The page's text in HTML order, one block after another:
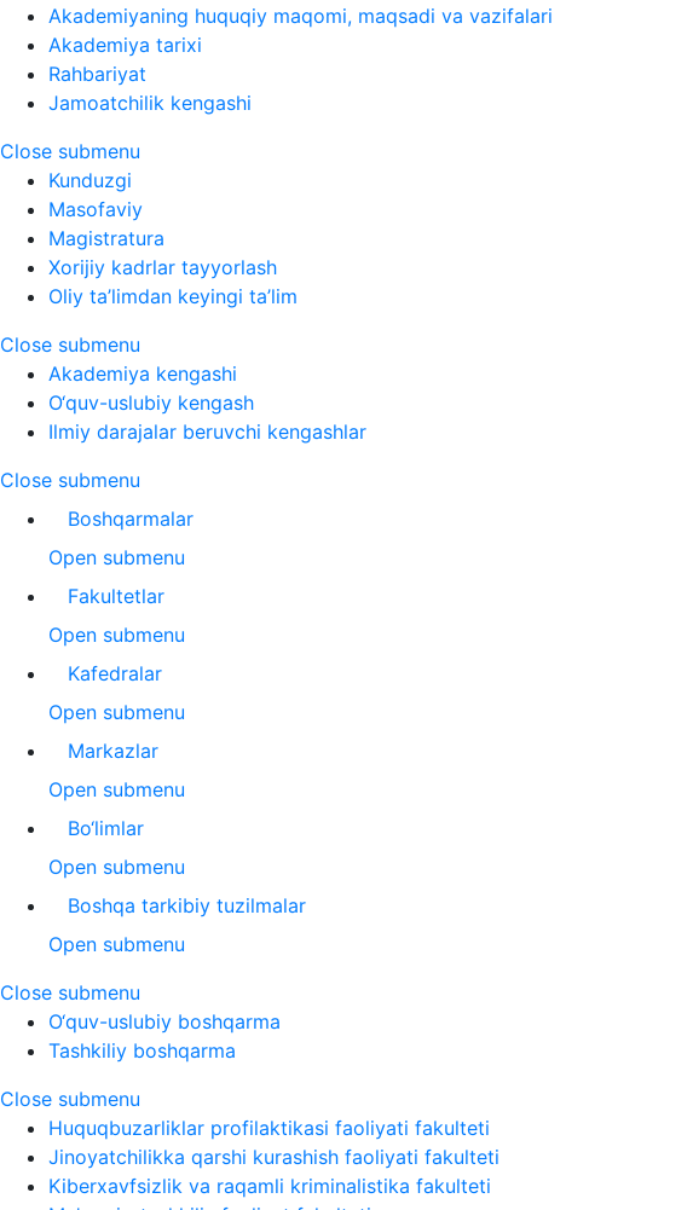
Akademiyaning huquqiy maqomi, maqsadi va vazifalari
Akademiya tarixi
Rahbariyat
Jamoatchilik kengashi
Close submenu
Kunduzgi
Masofaviy
Magistratura
Xorijiy kadrlar tayyorlash
Oliy ta’limdan keyingi ta’lim
Close submenu
Akademiya kengashi
O‘quv-uslubiy kengash
Ilmiy darajalar beruvchi kengashlar
Close submenu
Boshqarmalar
Open submenu
Fakultetlar
Open submenu
Kafedralar
Open submenu
Markazlar
Open submenu
Bo‘limlar
Open submenu
Boshqa tarkibiy tuzilmalar
Open submenu
Close submenu
O‘quv-uslubiy boshqarma
Tashkiliy boshqarma
Close submenu
Huquqbuzarliklar profilaktikasi faoliyati fakulteti
Jinoyatchilikka qarshi kurashish faoliyati fakulteti
Kiberxavfsizlik va raqamli kriminalistika fakulteti